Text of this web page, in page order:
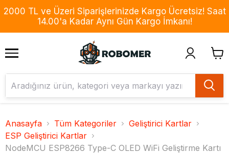
2000 TL ve Üzeri Siparişlerinizde Kargo Ücretsiz! Saat
14.00'a Kadar Aynı Gün Kargo İmkanı!
Anasayfa Tüm Kategoriler
Geliştirici Kartlar
ESP Geliştirici Kartlar
NodeMCU ESP8266 Type-C OLED WiFi Geliştirme Kartı